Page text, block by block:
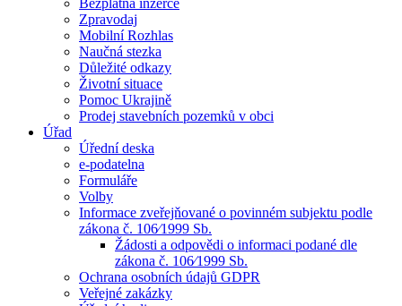
Bezplatná inzerce
Zpravodaj
Mobilní Rozhlas
Naučná stezka
Důležité odkazy
Životní situace
Pomoc Ukrajině
Prodej stavebních pozemků v obci
Úřad
Úřední deska
e-podatelna
Formuláře
Volby
Informace zveřejňované o povinném subjektu podle
zákona č. 106⁄1999 Sb.
Žádosti a odpovědi o informaci podané dle
zákona č. 106⁄1999 Sb.
Ochrana osobních údajů GDPR
Veřejné zakázky